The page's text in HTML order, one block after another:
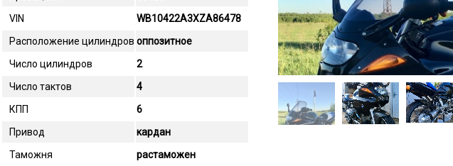
VIN
WB10422A3XZA86478
Расположение цилиндров оппозитное
Число цилиндров
2
Число тактов
4
КПП
6
Привод
кардан
Таможня
растаможен